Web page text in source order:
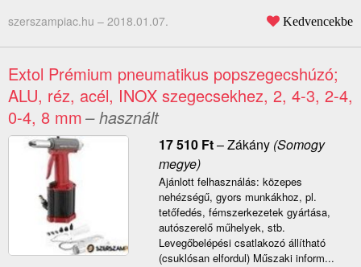
szerszampiac.hu – 2018.01.07. Kedvencekbe
Extol Prémium pneumatikus popszegecshúzó;
ALU, réz, acél, INOX szegecsekhez, 2, 4-3, 2-4,
0-4, 8 mm– használt
17 510 Ft–Zákány(Somogy
megye)
Ajánlott felhasználás: közepes
nehézségű, gyors munkákhoz, pl.
tetőfedés, fémszerkezetek gyártása,
autószerelő műhelyek, stb.
Levegőbelépési csatlakozó állítható
(csuklósan elfordul) Műszaki inform...